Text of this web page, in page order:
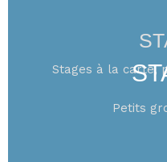
Stages à la carte,
Petits